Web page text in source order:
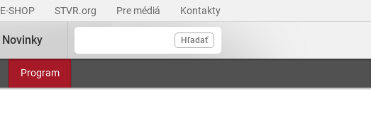
E-SHOP STVR.org Pre médiá Kontakty
Hľadať
Program
Novinky